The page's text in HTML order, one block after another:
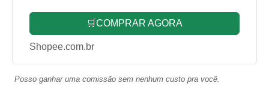
🛒COMPRAR AGORA
Shopee.com.br
Posso ganhar uma comissão sem nenhum custo pra você.